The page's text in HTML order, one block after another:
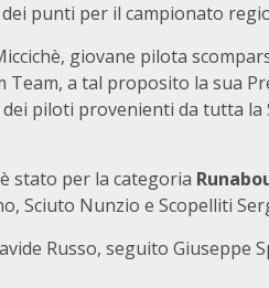
punti per il campionato
giovane pilota
Team, a tal proposito la sua
piloti provenienti da tutta la
stato per la categoria
Sciuto Nunzio e Scopelliti
Russo, seguito Giuseppe